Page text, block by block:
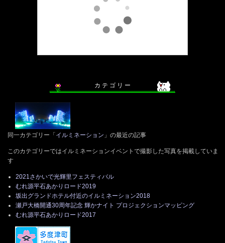
カ テ ゴ リ ー
同一カテゴリー「イルミネーション 」の最近の記事
このカテゴリーではイルミネーションイベントで撮影した写真を掲載していま
す
2021さかいで光輝里フェスティバル
むれ源平石あかりロード2019
坂出グランドホテル付近のイルミネーション2018
瀬戸大橋開通30周年記念 輝かナイト プロジェクションマッピング
むれ源平石あかりロード2017